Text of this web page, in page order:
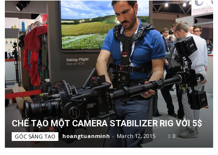
CHẾ TẠO MỘT CAMERA STABILIZER RIG VỚI 5$
GÓC SÁNG TẠO hoangtuanminh - March 12, 2015 0